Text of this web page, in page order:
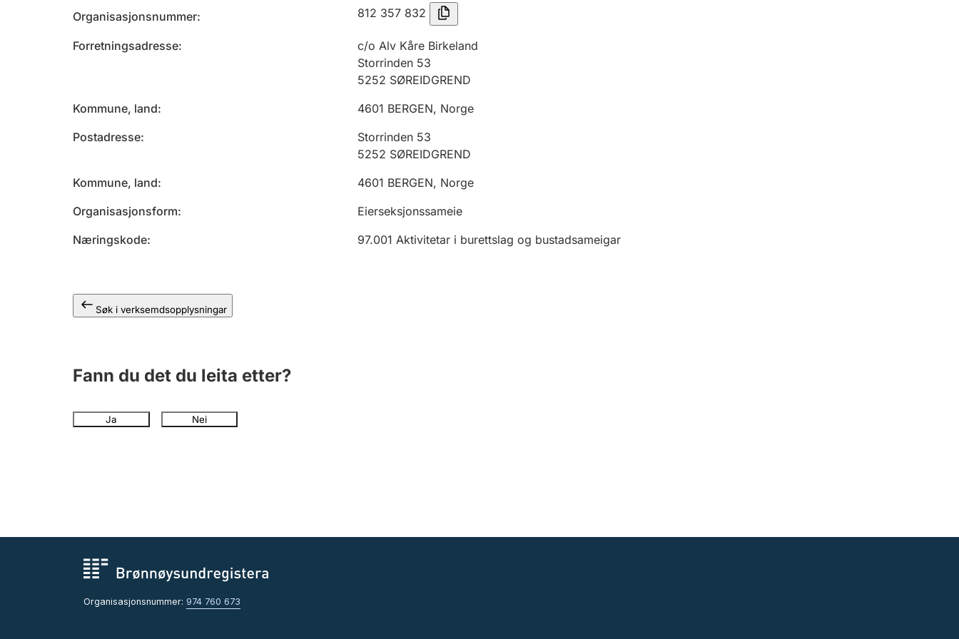
Organisasjonsnummer 812 357 832
Forretningsadresse
c/o Alv Kåre Birkeland
Storrinden 53
5252 SØREIDGREND
Kommune, land
4601 BERGEN, Norge
Postadresse
Storrinden 53
5252 SØREIDGREND
Kommune, land
4601 BERGEN, Norge
Organisasjonsform
Eierseksjonssameie
Næringskode
97.001 Aktivitetar i burettslag og bustadsameigar
Søk i verksemdsopplysningar
Fann du det du leita etter?
Ja Nei
Organisasjonsnummer: 974 760 673